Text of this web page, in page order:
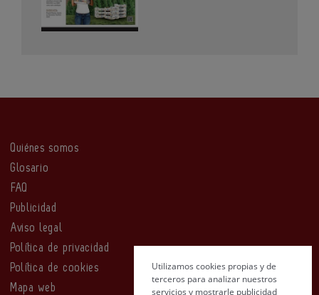
Quiénes somos
Glosario
FAQ
Publicidad
Aviso legal
Política de privacidad
Política de cookies
Mapa web
Utilizamos cookies propias y de
terceros para analizar nuestros
servicios y mostrarle publicidad